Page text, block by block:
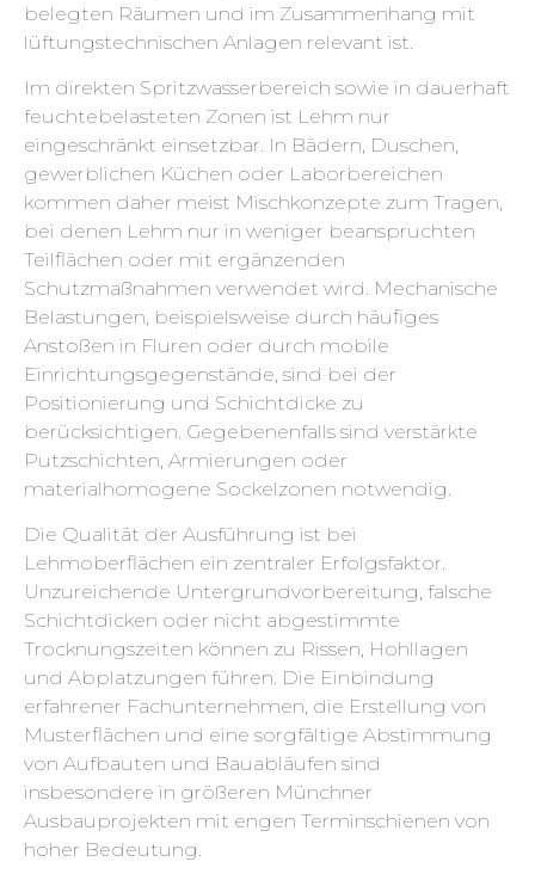
belegten Räumen und im Zusammenhang mit
lüftungstechnischen Anlagen relevant ist.
Im direkten Spritzwasserbereich sowie in dauerhaft
feuchtebelasteten Zonen ist Lehm nur
eingeschränkt einsetzbar. In Bädern, Duschen,
gewerblichen Küchen oder Laborbereichen
kommen daher meist Mischkonzepte zum Tragen,
bei denen Lehm nur in weniger beanspruchten
Teilflächen oder mit ergänzenden
Schutzmaßnahmen verwendet wird. Mechanische
Belastungen, beispielsweise durch häufiges
Anstoßen in Fluren oder durch mobile
Einrichtungsgegenstände, sind bei der
Positionierung und Schichtdicke zu
berücksichtigen. Gegebenenfalls sind verstärkte
Putzschichten, Armierungen oder
materialhomogene Sockelzonen notwendig.
Die Qualität der Ausführung ist bei
Lehmoberflächen ein zentraler Erfolgsfaktor.
Unzureichende Untergrundvorbereitung, falsche
Schichtdicken oder nicht abgestimmte
Trocknungszeiten können zu Rissen, Hohllagen
und Abplatzungen führen. Die Einbindung
erfahrener Fachunternehmen, die Erstellung von
Musterflächen und eine sorgfältige Abstimmung
von Aufbauten und Bauabläufen sind
insbesondere in größeren Münchner
Ausbauprojekten mit engen Terminschienen von
hoher Bedeutung.